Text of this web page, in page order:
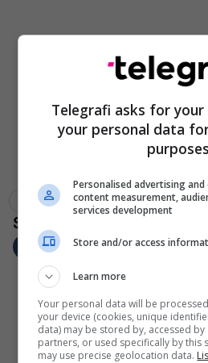
Prishtinë Dhuna Fizike Policia
Telegrafi asks for
your personal data
Personalised advertising
content measurement,
services development
Store and/or access
Learn more
Your personal data will be
your device (cookies, unique
data) may be stored by, accessed
partners, or used specifically by this
may use precise geolocation data.